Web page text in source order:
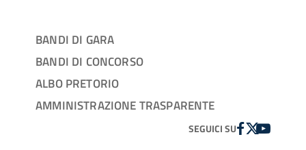
BANDI DI GARA
BANDI DI CONCORSO
ALBO PRETORIO
AMMINISTRAZIONE TRASPARENTE
SEGUICI SUFACEBOOK
TWITTER
YOUTUBE